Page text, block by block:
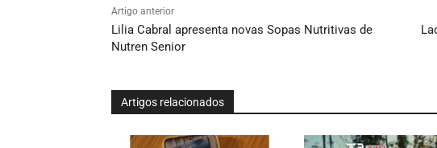
Artigo anterior
Lilia Cabral apresenta novas Sopas Nutritivas de
Nutren Senior
Artigos relacionados